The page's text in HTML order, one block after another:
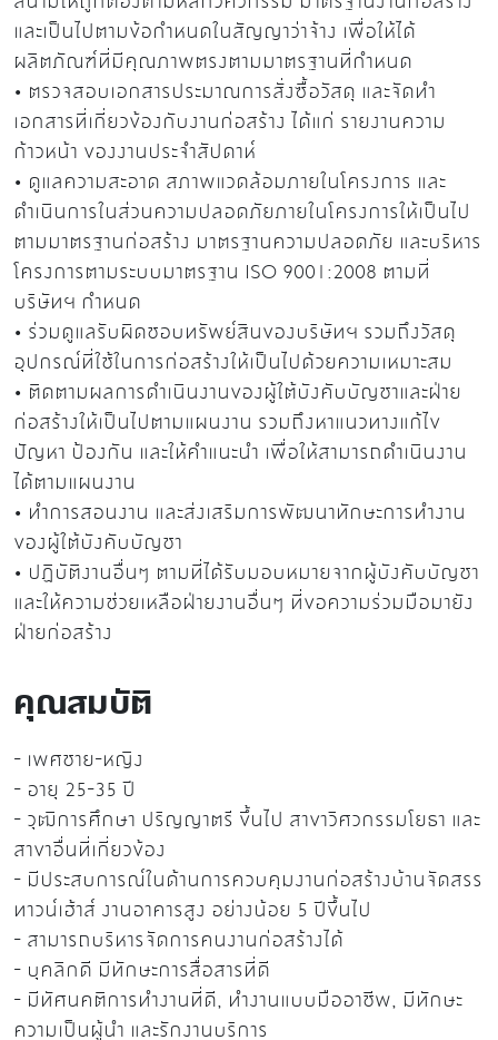
และเป็นไปตามข้อกำหนดในสัญญาว่าจ้าง เพื่อให้ได้
ผลิตภัณฑ์ที่มีคุณภาพตรงตามมาตรฐานที่กำหนด
• ตรวจสอบเอกสารประมาณการสั่งซื้อวัสดุ และจัดทำ
เอกสารที่เกี่ยวข้องกับงานก่อสร้าง ได้แก่ รายงานความ
ก้าวหน้า ของงานประจำสัปดาห์
• ดูแลความสะอาด สภาพแวดล้อมภายในโครงการ และ
ดำเนินการในส่วนความปลอดภัยภายในโครงการให้เป็นไป
ตามมาตรฐานก่อสร้าง มาตรฐานความปลอดภัย และบริหาร
โครงการตามระบบมาตรฐาน ISO 9001:2008 ตามที่
บริษัทฯ กำหนด
• ร่วมดูแลรับผิดชอบทรัพย์สินของบริษัทฯ รวมถึงวัสดุ
อุปกรณ์ที่ใช้ในการก่อสร้างให้เป็นไปด้วยความเหมาะสม
• ติดตามผลการดำเนินงานของผู้ใต้บังคับบัญชาและฝ่าย
ก่อสร้างให้เป็นไปตามแผนงาน รวมถึงหาแนวทางแก้ไข
ปัญหา ป้องกัน และให้คำแนะนำ เพื่อให้สามารถดำเนินงาน
ได้ตามแผนงาน
• ทำการสอนงาน และส่งเสริมการพัฒนาทักษะการทำงาน
ของผู้ใต้บังคับบัญชา
• ปฏิบัติงานอื่นๆ ตามที่ได้รับมอบหมายจากผู้บังคับบัญชา
และให้ความช่วยเหลือฝ่ายงานอื่นๆ ที่ขอความร่วมมือมายัง
ฝ่ายก่อสร้าง
คุณสมบัติ
- เพศชาย-หญิง
- อายุ 25-35 ปี
- วุฒิการศึกษา ปริญญาตรี ขึ้นไป สาขาวิศวกรรมโยธา และ
สาขาอื่นที่เกี่ยวข้อง
- มีประสบการณ์ในด้านการควบคุมงานก่อสร้างบ้านจัดสรร
ทาวน์เฮ้าส์ งานอาคารสูง อย่างน้อย 5 ปีขึ้นไป
- สามารถบริหารจัดการคนงานก่อสร้างได้
- บุคลิกดี มีทักษะการสื่อสารที่ดี
- มีทัศนคติการทำงานที่ดี, ทำงานแบบมืออาชีพ, มีทักษะ
ความเป็นผู้นำ และรักงานบริการ